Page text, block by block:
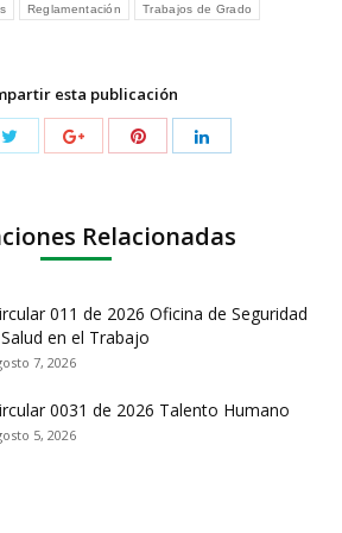
Reglamentación Trabajos de Grado
esta publicación
Relacionadas
011 de 2026 Oficina de Seguridad
en el Trabajo
7, 2026
0031 de 2026 Talento Humano
5, 2026